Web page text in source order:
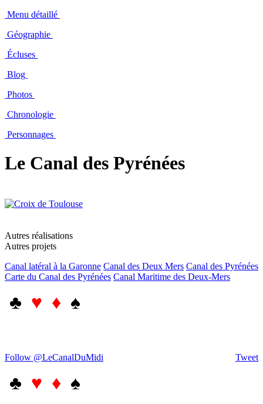
Menu détaillé
Géographie
Écluses
Blog
Photos
Chronologie
Personnages
Le Canal des Pyrénées
Autres réalisations
Autres projets
Canal latéral à la Garonne Canal des Deux Mers Canal des Pyrénées
Carte du Canal des Pyrénées Canal Maritime des Deux-Mers
♣ ♥ ♦ ♠
Tweet
Follow @LeCanalDuMidi
♣ ♥ ♦ ♠